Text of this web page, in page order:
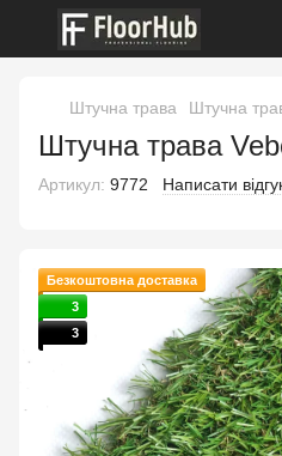
Штучна трава Штучна
Штучна трава
Артикул: 9772 Написати
Безкоштовна доставка
3
3